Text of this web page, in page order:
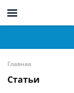
Главная
Статьи